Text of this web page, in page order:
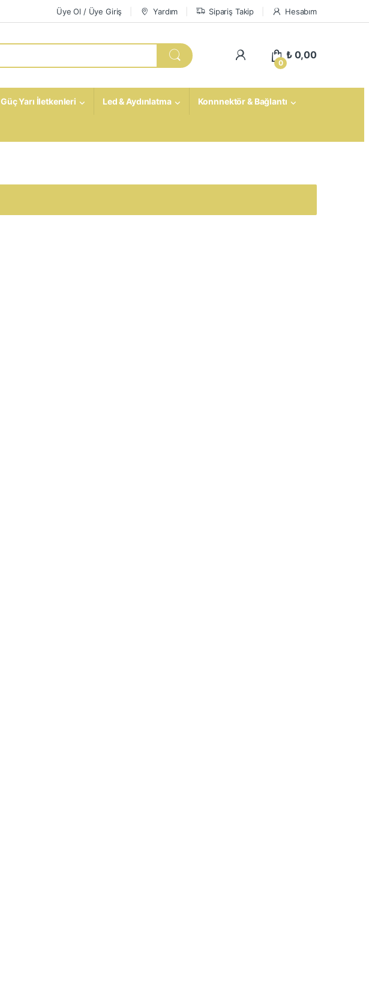
Üye Ol / Üye Giriş Yardım Sipariş Takip Hesabım
My Account
0
₺0,00
Güç Yarı İletkenleri Led & Aydınlatma Konnnektör & Bağlantı